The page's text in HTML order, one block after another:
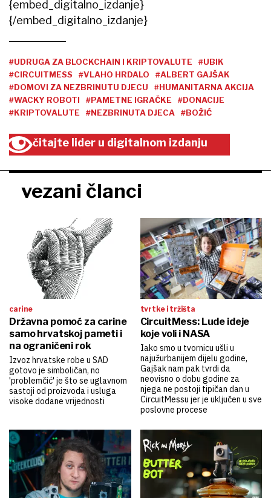
{embed_digitalno_izdanje}
{/embed_digitalno_izdanje}
#UDRUGA ZA BLOCKCHAIN I KRIPTOVALUTE
#UBIK
#CIRCUITMESS
#VLAHO HRDALO
#ALBERT GAJŠAK
#DOMOVI ZA NEZBRINUTU DJECU
#HUMANITARNA AKCIJA
#WACKY ROBOTI
#PAMETNE IGRAČKE
#DONACIJE
#KRIPTOVALUTE
#NEZBRINUTA DJECA #BOŽIĆ
čitajte lider u digitalnom izdanju
vezani članci
carine
Državna pomoć za carine
samo hrvatskoj pameti i
na ograničeni rok
Izvoz hrvatske robe u SAD
gotovo je simboličan, no
'problemčić' je što se uglavnom
sastoji od proizvoda i usluga
visoke dodane vrijednosti
tvrtke i tržišta
CircuitMess: Lude ideje
koje voli i NASA
Iako smo u tvornicu ušli u
najužurbanijem dijelu godine,
Gajšak nam pak tvrdi da
neovisno o dobu godine za
njega ne postoji tipičan dan u
CircuitMessu jer je uključen u sve
poslovne procese